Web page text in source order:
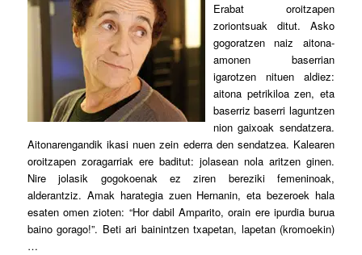
Erabat oroitzapen
zoriontsuak ditut. Asko
gogoratzen naiz aitona-
amonen baserrian
igarotzen nituen aldiez:
aitona petrikiloa zen, eta
baserriz baserri laguntzen
nion gaixoak sendatzera.
Aitonarengandik ikasi nuen zein ederra den sendatzea. Kalearen
oroitzapen zoragarriak ere baditut: jolasean nola aritzen ginen.
Nire jolasik gogokoenak ez ziren bereziki femeninoak,
alderantziz. Amak harategia zuen Hernanin, eta bezeroek hala
esaten omen zioten: “Hor dabil Amparito, orain ere ipurdia burua
baino gorago!”. Beti ari bainintzen txapetan, lapetan (kromoekin)
…